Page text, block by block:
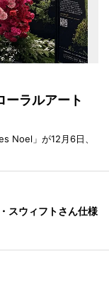
ーラルアート
Noel」が12月6日、
スウィフトさん仕様